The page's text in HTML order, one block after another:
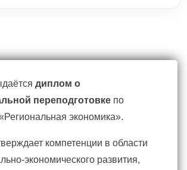
диплом о
переподготовке по
экономика».
компетенции в области
экономического развития,